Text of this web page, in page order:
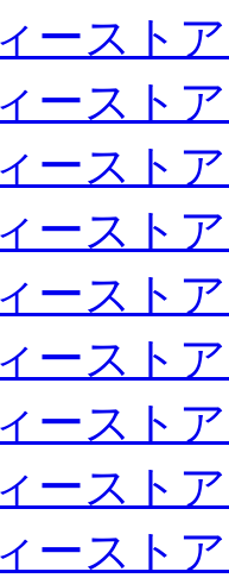
ースト
ースト
ースト
ースト
ースト
ースト
ースト
ースト
ースト